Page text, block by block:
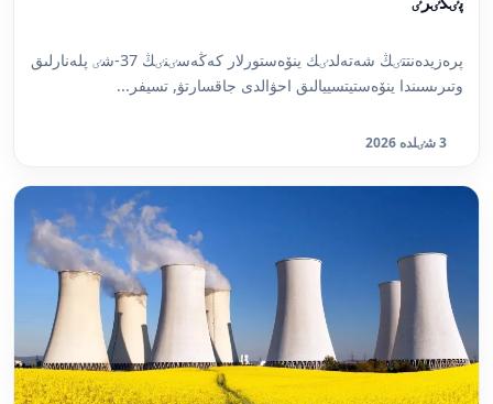
پرەزيدەنتتٸڭ شەتەلدٸك ينۆەستورلار كەڭەسٸنٸڭ 37-شٸ پلەنارلىق
وتىرىسىندا ينۆەستيتسييالىق احۋالدى جاقسارتۋ, تسيفر...
3 شٸلدە 2026